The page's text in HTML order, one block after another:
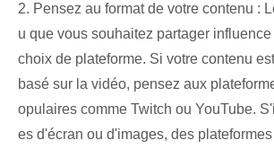
2. Pensez au format de votre contenu :
u que vous souhaitez partager
choix de plateforme. Si votre contenu
basé sur la vidéo, pensez aux
opulaires comme Twitch ou YouTube.
es d'écran ou d'images, des